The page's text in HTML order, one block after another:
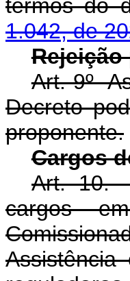
termos do
1.042, de
Art. 9º
Decreto
proponente.
Cargos
Art. 10.
cargos